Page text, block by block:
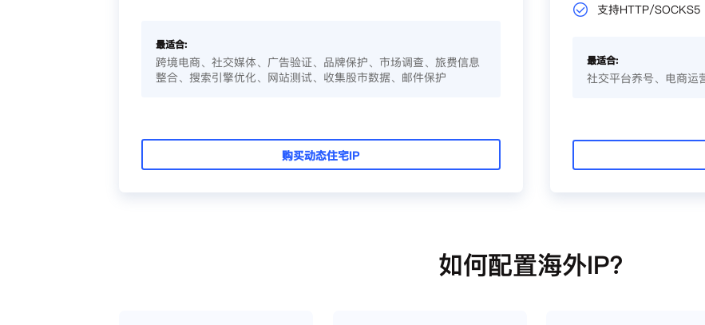
最适合:
跨境电商、社交媒体、广告验证、品牌保护、市场调查、旅费信息
整合、搜索引擎优化、网站测试、收集股市数据、邮件保护
购买动态住宅IP
支持HTTP/SOCKS5
最适合:
社交平台养号、电商运
如何配置海外IP？